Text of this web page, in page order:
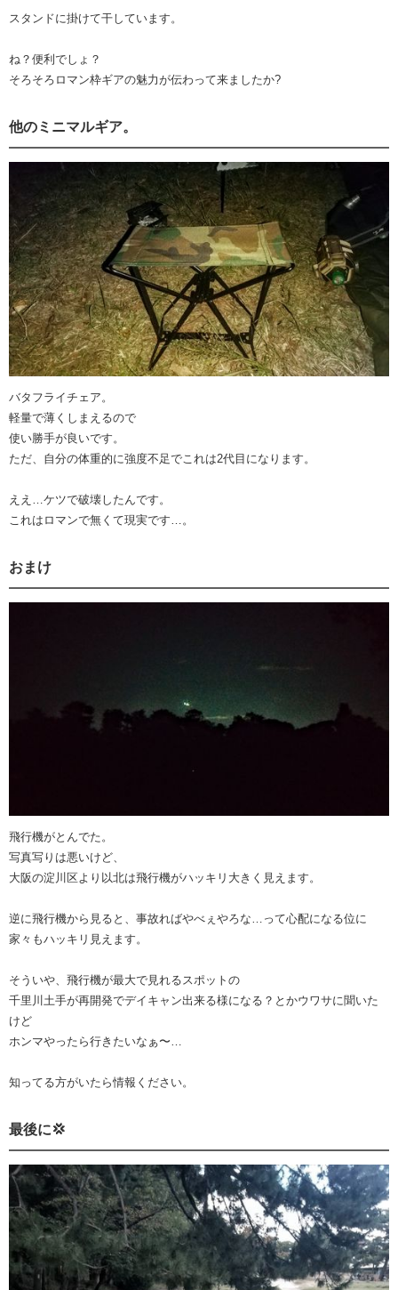
スタンドに掛けて干しています。
ね？便利でしょ？
そろそろロマン枠ギアの魅力が伝わって来ましたか?
他のミニマルギア。
バタフライチェア。
軽量で薄くしまえるので
使い勝手が良いです。
ただ、自分の体重的に強度不足でこれは2代目になります。
ええ…ケツで破壊したんです。
これはロマンで無くて現実です…。
おまけ
飛行機がとんでた。
写真写りは悪いけど、
大阪の淀川区より以北は飛行機がハッキリ大きく見えます。
逆に飛行機から見ると、事故ればやべぇやろな…って心配になる位に
家々もハッキリ見えます。
そういや、飛行機が最大で見れるスポットの
千里川土手が再開発でデイキャン出来る様になる？とかウワサに聞いた
けど
ホンマやったら行きたいなぁ〜…
知ってる方がいたら情報ください。
最後に💢